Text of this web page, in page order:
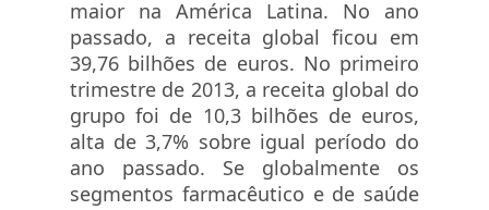
maior na América Latina. No ano
passado, a receita global ficou em
39,76 bilhões de euros. No primeiro
trimestre de 2013, a receita global do
grupo foi de 10,3 bilhões de euros,
alta de 3,7% sobre igual período do
ano passado. Se globalmente os
segmentos farmacêutico e de saúde